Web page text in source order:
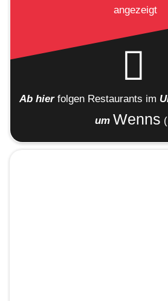
angezeigt
Ab hier folgen Restaurants im
um Wenns